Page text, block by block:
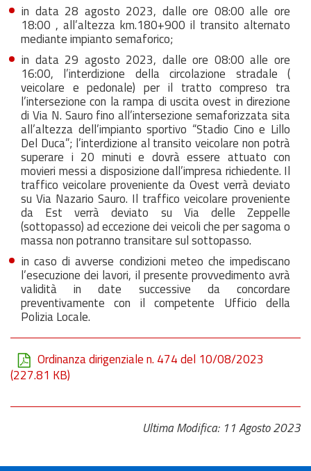
in data 28 agosto 2023, dalle ore 08:00 alle ore
18:00 , all’altezza km.180+900 il transito alternato
mediante impianto semaforico;
in data 29 agosto 2023, dalle ore 08:00 alle ore
16:00, l’interdizione della circolazione stradale (
veicolare e pedonale) per il tratto compreso tra
l’intersezione con la rampa di uscita ovest in direzione
di Via N. Sauro fino all’intersezione semaforizzata sita
all’altezza dell’impianto sportivo “Stadio Cino e Lillo
Del Duca”; l’interdizione al transito veicolare non potrà
superare i 20 minuti e dovrà essere attuato con
movieri messi a disposizione dall’impresa richiedente. Il
traffico veicolare proveniente da Ovest verrà deviato
su Via Nazario Sauro. Il traffico veicolare proveniente
da Est verrà deviato su Via delle Zeppelle
(sottopasso) ad eccezione dei veicoli che per sagoma o
massa non potranno transitare sul sottopasso.
in caso di avverse condizioni meteo che impediscano
l’esecuzione dei lavori, il presente provvedimento avrà
validità in date successive da concordare
preventivamente con il competente Ufficio della
Polizia Locale.
Ordinanza dirigenziale n. 474 del 10/08/2023
(227.81 KB)
Ultima Modifica: 11 Agosto 2023